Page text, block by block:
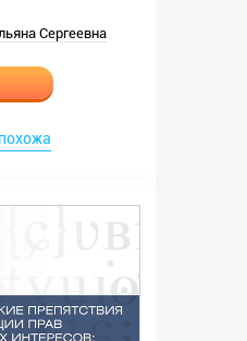
Сергеевна